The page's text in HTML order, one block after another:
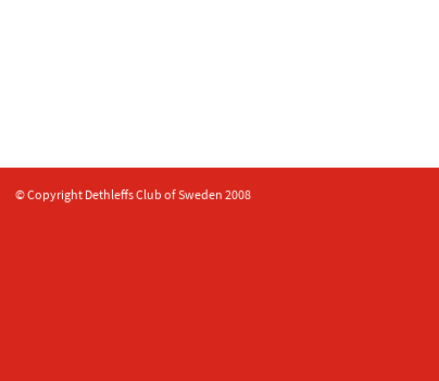
© Copyright Dethleffs Club of Sweden 2008